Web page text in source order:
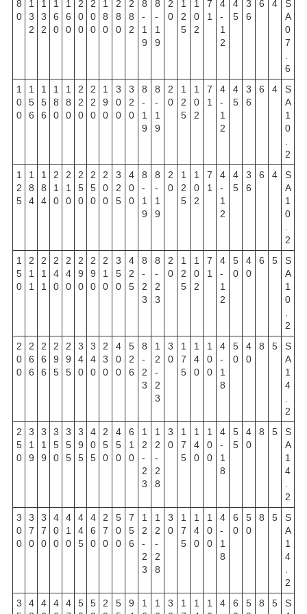
8
0
1
3
2
1
3
2
1
6
0
1
6
0
2
0
0
2
0
0
1
8
0
2
8
0
2
8
2
8
-
1
9
8
-
1
9
2
0
1
2
5
1
0
2
7
1
4
-
1
2
4
5
3
6
6 4
S
A
0
7
6
1
0
0
1
5
6
1
5
6
1
8
0
1
8
0
2
2
0
2
2
0
1
9
0
3
0
0
3
2
0
8
-
1
9
8
-
1
9
2
0
1
2
5
1
0
2
7
1
4
-
1
2
4
5
3
6
6 4
S
A
1
0
2
1
2
5
1
8
4
1
8
4
2
1
0
2
1
0
2
5
0
2
5
0
2
0
0
3
2
5
4
0
0
8
-
1
9
8
-
1
9
2
0
1
2
5
1
0
2
7
1
4
-
1
2
4
5
3
6
6 4
S
A
1
0
2
1
5
0
2
1
1
2
1
1
2
4
0
2
4
0
2
9
0
2
9
0
2
1
0
3
5
0
4
2
5
8
-
2
3
8
-
2
3
2
0
1
2
5
1
0
2
7
1
4
-
1
2
5
0
4
0
6 5
S
A
1
0
2
2
0
0
2
6
6
2
6
6
2
9
5
2
9
5
3
4
0
3
4
0
2
3
0
4
0
0
5
2
6
8
-
2
3
1
2
-
2
3
3
0
1
7
5
1
4
0
1
0
0
4
-
1
8
5
0
4
0
8 5
S
A
1
4
2
2
5
0
3
1
9
3
1
9
3
5
0
3
5
5
3
9
5
4
0
5
2
5
0
4
5
0
6
1
0
1
2
-
2
3
1
2
-
2
8
3
0
1
7
5
1
4
0
1
0
0
4
-
1
8
5
5
4
0
8 5
S
A
1
4
2
3
0
0
3
7
0
3
7
0
4
0
0
4
1
0
4
4
5
4
6
0
2
7
0
5
0
0
7
5
6
1
2
-
2
3
1
2
-
2
8
3
0
1
7
5
1
4
0
1
0
0
4
-
1
8
6
0
5
0
8 5
S
A
1
4
2
3
4
4
4
4
5
5
2
5
9
1
1
3
1
1
1
4
6
5
8 5
S